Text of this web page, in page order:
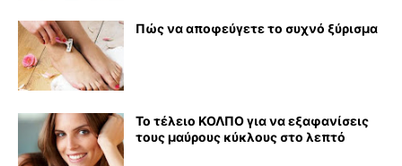
Πώς να αποφεύγετε το συχνό ξύρισμα
Το τέλειο ΚΟΛΠΟ για να εξαφανίσεις
τους μαύρους κύκλους στο λεπτό